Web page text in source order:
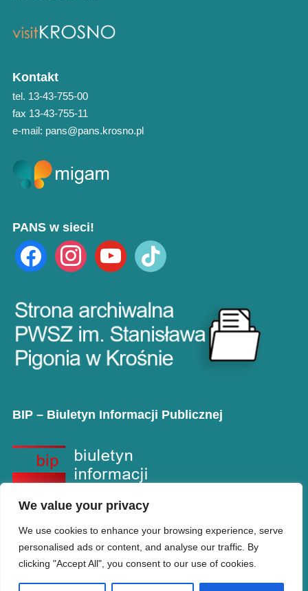
We value your privacy
We use cookies to enhance your browsing experience, serve
personalised ads or content, and analyse our traffic. By
clicking "Accept All", you consent to our use of cookies.
Kontakt
tel. 13-43-755-00
fax 13-43-755-11
e-mail: pans@pans.krosno.pl
PANS w sieci!
facebook instagramyoutube tiktok
BIP – Biuletyn Informacji Publicznej
Copyright © PANS w Krośnie